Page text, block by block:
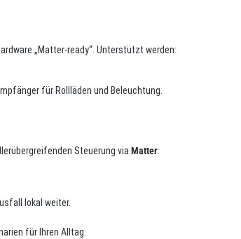
„Matter-ready“. Unterstützt werden:
für Rollläden und Beleuchtung.
Steuerung via Matter:
lokal weiter.
für Ihren Alltag.